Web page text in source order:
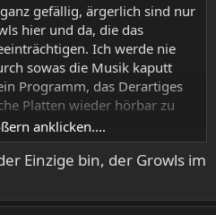
gefällig, ärgerlich sind nur
hier und da, die das
Ich werde nie
sowas die Musik kaputt
Programm, das Derartiges
Platten wieder hörbar zu
anklicken....
Einzige bin, der Growls im